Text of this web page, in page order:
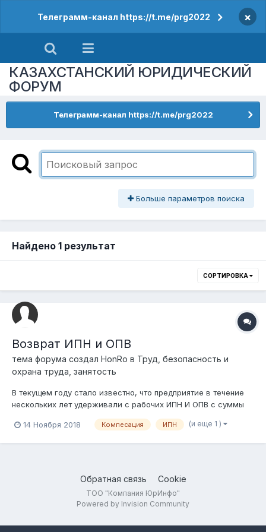
Телеграмм-канал https://t.me/prg2022 ×
КАЗАХСТАНСКИЙ ЮРИДИЧЕСКИЙ
ФОРУМ
Телеграмм-канал https://t.me/prg2022
Больше параметров поиска
Найдено 1 результат
СОРТИРОВКА
Возврат ИПН и ОПВ
тема форума создал HonRo в Труд, безопасность и
охрана труда, занятость
В текущем году стало известно, что предприятие в течение
нескольких лет удерживали с рабочих ИПН И ОПВ с суммы
зонах экологического бедствия в Приаралье. Имеется ли
14 Ноября 2018 Компесация ИПН (и еще 1 )
Обратная связь Cookie
ТОО "Компания ЮрИнфо"
Powered by Invision Community